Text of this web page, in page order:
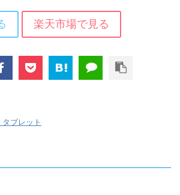
楽天市場で見る
ブレット